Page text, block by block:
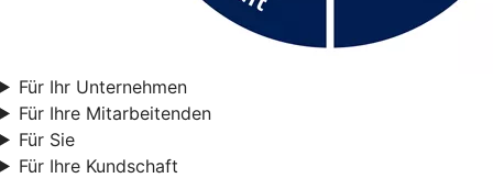
Für Ihr Unternehmen
Für Ihre Mitarbeitenden
Für Sie
Für Ihre Kundschaft